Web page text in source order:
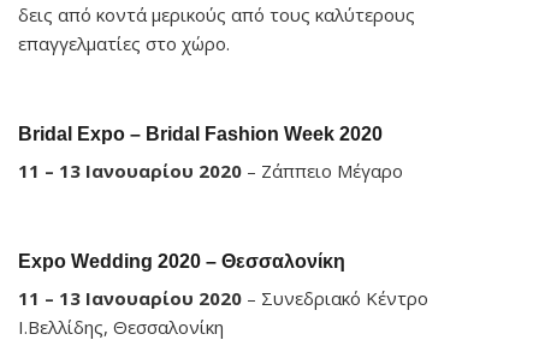
δεις από κοντά μερικούς από τους καλύτερους
επαγγελματίες στο χώρο.
Bridal Expo – Bridal Fashion Week 2020
11 – 13 Ιανουαρίου 2020 – Ζάππειο Μέγαρο
Expo Wedding 2020 – Θεσσαλονίκη
11 – 13 Ιανουαρίου 2020 – Συνεδριακό Κέντρο
Ι.Βελλίδης, Θεσσαλονίκη